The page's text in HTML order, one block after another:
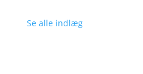
Se alle indlæg